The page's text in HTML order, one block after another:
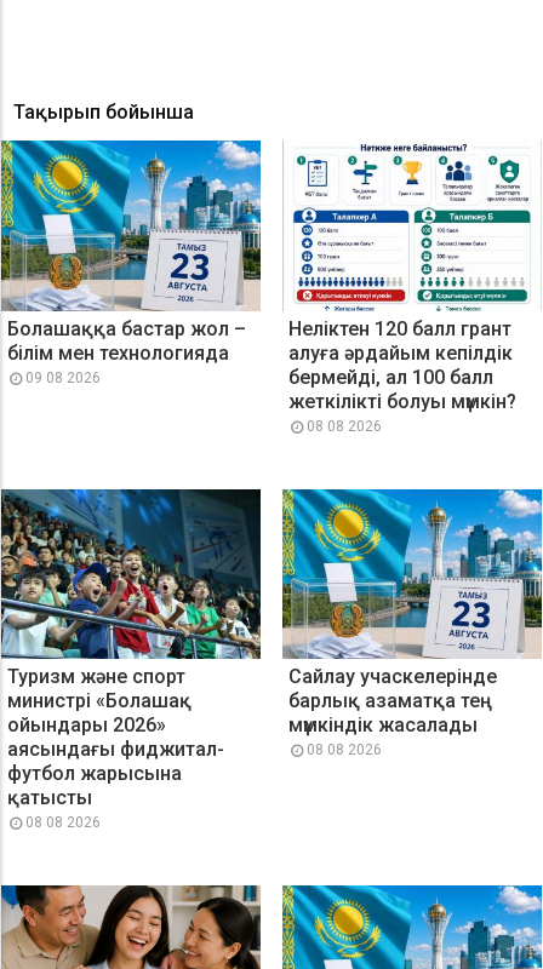
Тақырып бойынша
Болашаққа бастар жол –
білім мен технологияда
09 08 2026
Неліктен 120 балл грант
алуға әрдайым кепілдік
бермейді, ал 100 балл
жеткілікті болуы мүмкін?
08 08 2026
Туризм және спорт
министрі «Болашақ
ойындары 2026»
аясындағы фиджитал-
футбол жарысына
қатысты
08 08 2026
Сайлау учаскелерінде
барлық азаматқа тең
мүмкіндік жасалады
08 08 2026